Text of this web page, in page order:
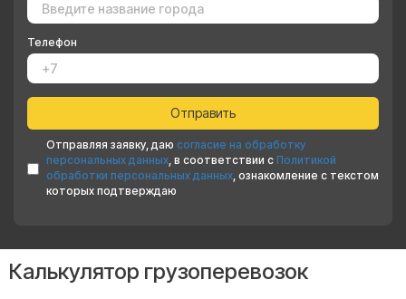
Телефон
Отправляя заявку, даю согласие на обработку
персональных данных, в соответствии с Политикой
обработки персональных данных, ознакомление с текстом
которых подтверждаю
Калькулятор грузоперевозок